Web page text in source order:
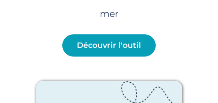
mer
Découvrir l'outil